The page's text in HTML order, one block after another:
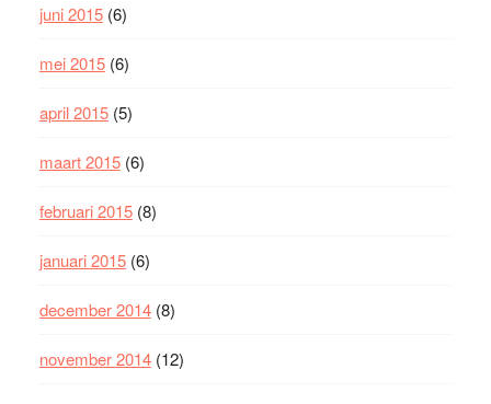
juni 2015(6)
mei 2015(6)
april 2015(5)
maart 2015(6)
februari 2015(8)
januari 2015(6)
december 2014(8)
november 2014(12)